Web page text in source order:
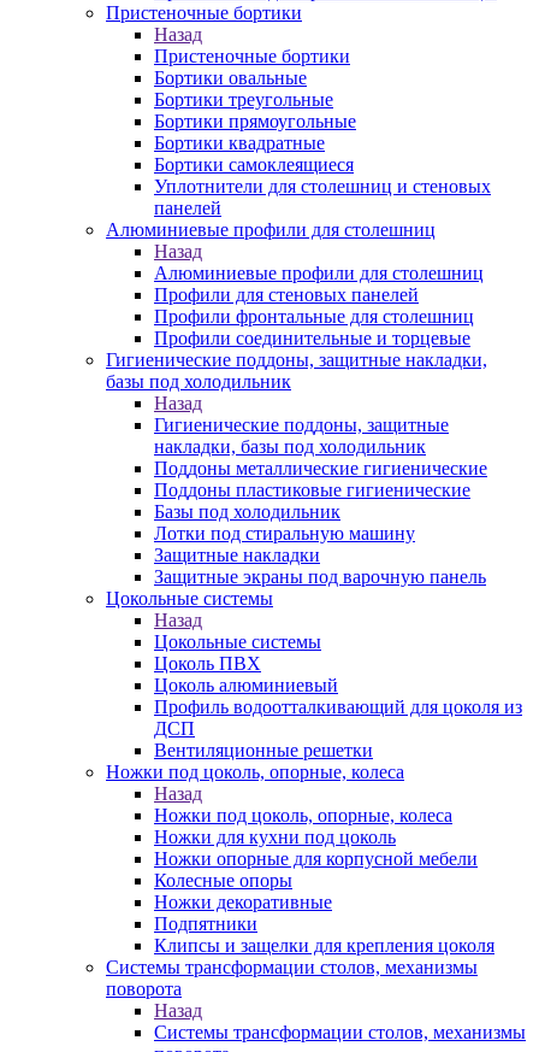
Пристеночные бортики
Назад
Пристеночные бортики
Бортики овальные
Бортики треугольные
Бортики прямоугольные
Бортики квадратные
Бортики самоклеящиеся
Уплотнители для столешниц и стеновых
панелей
Алюминиевые профили для столешниц
Назад
Алюминиевые профили для столешниц
Профили для стеновых панелей
Профили фронтальные для столешниц
Профили соединительные и торцевые
Гигиенические поддоны, защитные накладки,
базы под холодильник
Назад
Гигиенические поддоны, защитные
накладки, базы под холодильник
Поддоны металлические гигиенические
Поддоны пластиковые гигиенические
Базы под холодильник
Лотки под стиральную машину
Защитные накладки
Защитные экраны под варочную панель
Цокольные системы
Назад
Цокольные системы
Цоколь ПВХ
Цоколь алюминиевый
Профиль водоотталкивающий для цоколя из
ДСП
Вентиляционные решетки
Ножки под цоколь, опорные, колеса
Назад
Ножки под цоколь, опорные, колеса
Ножки для кухни под цоколь
Ножки опорные для корпусной мебели
Колесные опоры
Ножки декоративные
Подпятники
Клипсы и защелки для крепления цоколя
Системы трансформации столов, механизмы
поворота
Назад
Системы трансформации столов, механизмы